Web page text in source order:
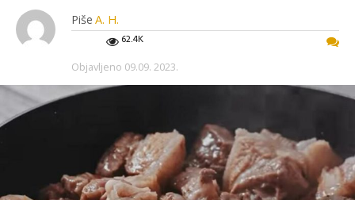
Piše A. H.
62.4K
Objavljeno 09.09. 2023.